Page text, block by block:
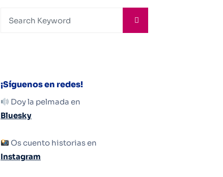
¡Síguenos en redes!
Doy la pelmada en
Bluesky
Os cuento historias en
Instagram